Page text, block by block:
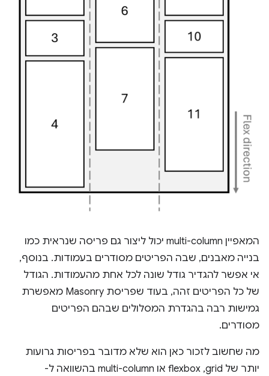
המאפיין multi-column יכול ליצור גם פריסה שנראית כמו
בנייה מאבנים, שבה הפריטים מסודרים בעמודות. בנוסף,
אי אפשר להגדיר גודל שונה לכל אחת מהעמודות. הגודל
של כל הפריטים זהה, בעוד שפריסת Masonry מאפשרת
גמישות רבה בהגדרת המסלולים שבהם הפריטים
מסודרים.
מה שחשוב לזכור כאן הוא שלא מדובר בפריסות גרועות
יותר של grid,‏ flexbox או multi-column בהשוואה ל-